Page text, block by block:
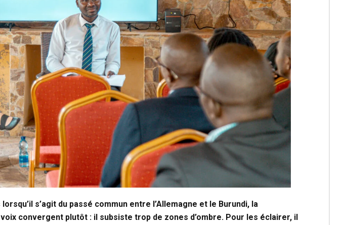
s’agit du passé commun entre l’Allemagne et le Burundi, la
convergent plutôt : il subsiste trop de zones d’ombre. Pour les éclairer, il